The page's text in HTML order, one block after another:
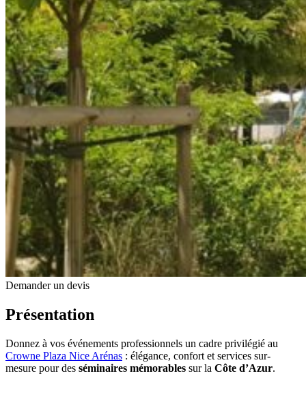
Demander un devis
Présentation
Donnez à vos événements professionnels un cadre privilégié au
Crowne Plaza Nice Arénas : élégance, confort et services sur-
mesure pour des séminaires mémorables sur la Côte d’Azur.